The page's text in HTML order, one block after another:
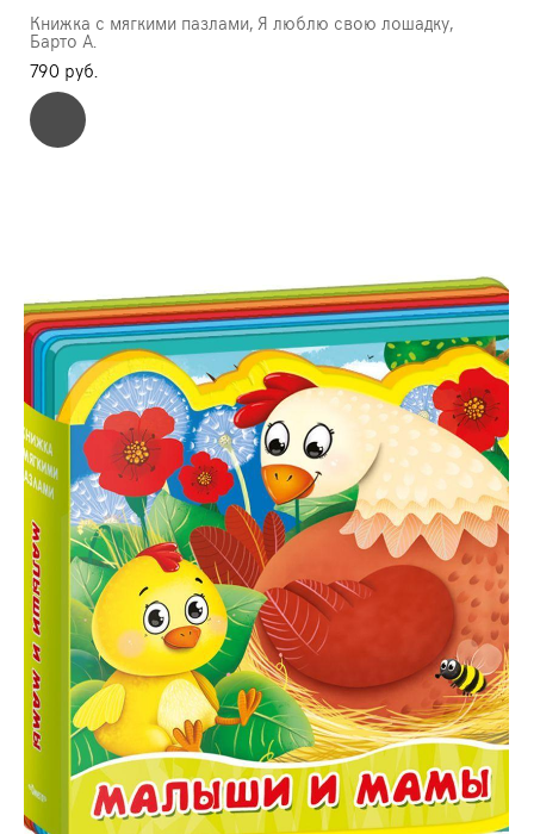
Книжка с мягкими пазлами, Я люблю свою лошадку,
Барто А.
790 pуб.